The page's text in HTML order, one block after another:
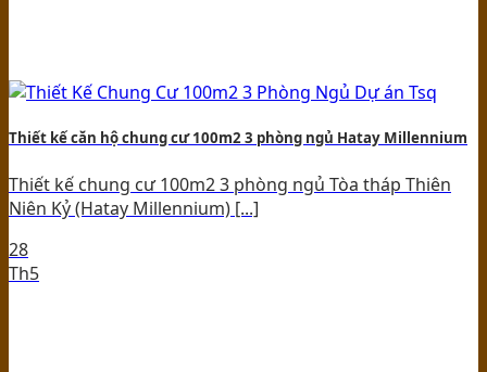
Thiết kế căn hộ chung cư 100m2 3 phòng ngủ Hatay Millennium
Thiết kế chung cư 100m2 3 phòng ngủ Tòa tháp Thiên
Niên Kỷ (Hatay Millennium) [...]
28
Th5